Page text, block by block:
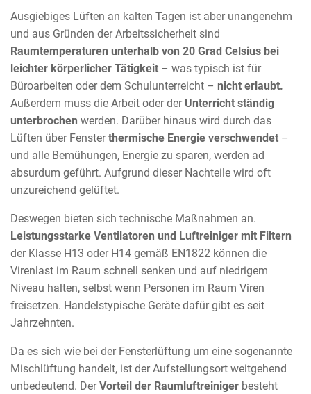
Ausgiebiges Lüften an kalten Tagen ist aber unangenehm
und aus Gründen der Arbeitssicherheit sind
Raumtemperaturen unterhalb von 20 Grad Celsius bei
leichter körperlicher Tätigkeit – was typisch ist für
Büroarbeiten oder dem Schulunterreicht – nicht erlaubt.
Außerdem muss die Arbeit oder der Unterricht ständig
unterbrochen werden. Darüber hinaus wird durch das
Lüften über Fensterthermische Energie verschwendet –
und alle Bemühungen, Energie zu sparen, werden ad
absurdum geführt. Aufgrund dieser Nachteile wird oft
unzureichend gelüftet.
Deswegen bieten sich technische Maßnahmen an.
Leistungsstarke Ventilatoren und Luftreiniger mit Filtern
der Klasse H13 oder H14 gemäß EN1822 können die
Virenlast im Raum schnell senken und auf niedrigem
Niveau halten, selbst wenn Personen im Raum Viren
freisetzen. Handelstypische Geräte dafür gibt es seit
Jahrzehnten.
Da es sich wie bei der Fensterlüftung um eine sogenannte
Mischlüftung handelt, ist der Aufstellungsort weitgehend
unbedeutend. DerVorteil der Raumluftreiniger besteht